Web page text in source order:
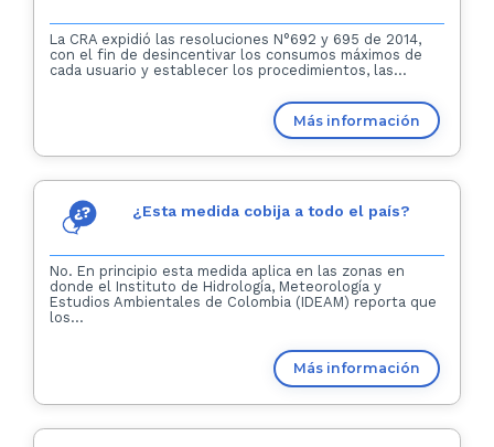
La CRA expidió las resoluciones N°692 y 695 de 2014,
con el fin de desincentivar los consumos máximos de
cada usuario y establecer los procedimientos, las...
Más información
¿Esta medida cobija a todo el país?
No. En principio esta medida aplica en las zonas en
donde el Instituto de Hidrología, Meteorología y
Estudios Ambientales de Colombia (IDEAM) reporta que
los...
Más información